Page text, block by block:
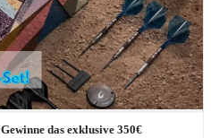
Marathon Day Zur Filmseite ➔
das exklusive 350€